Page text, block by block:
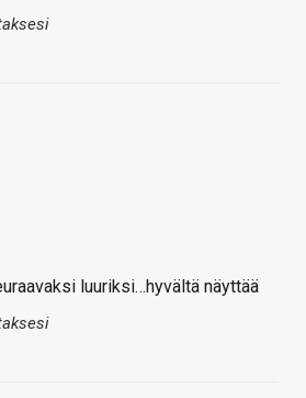
luuriksi…hyvältä näyttää